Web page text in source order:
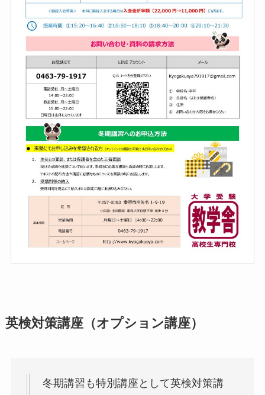
英検対策講座（オプション講座）
冬期講習も特別講座として英検対策講